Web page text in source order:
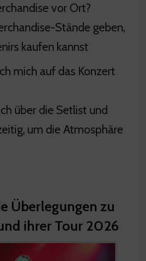
vor Ort?
Stände geben,
kaufen kannst
mich auf das Konzert
über die Setlist und
um die Atmosphäre
Überlegungen zu
ihrer Tour 2026